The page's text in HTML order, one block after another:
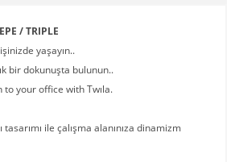
/ TRIPLE
yaşayın..
bir dokunuşta bulunun..
to your office with Twıla.
tasarımı ile çalışma alanınıza dinamizm